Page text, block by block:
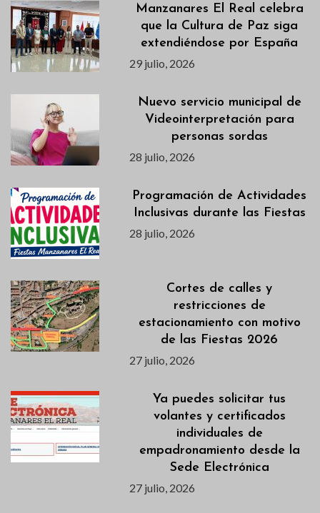
Manzanares El Real celebra
que la Cultura de Paz siga
extendiéndose por España
29 julio, 2026
Nuevo servicio municipal de
Videointerpretación para
personas sordas
28 julio, 2026
Programación de Actividades
Inclusivas durante las Fiestas
28 julio, 2026
Cortes de calles y
restricciones de
estacionamiento con motivo
de las Fiestas 2026
27 julio, 2026
Ya puedes solicitar tus
volantes y certificados
individuales de
empadronamiento desde la
Sede Electrónica
27 julio, 2026